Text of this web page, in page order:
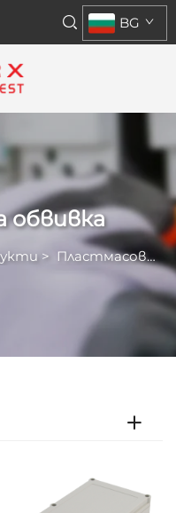
BG
обвивка
> Пластмасова обвивка